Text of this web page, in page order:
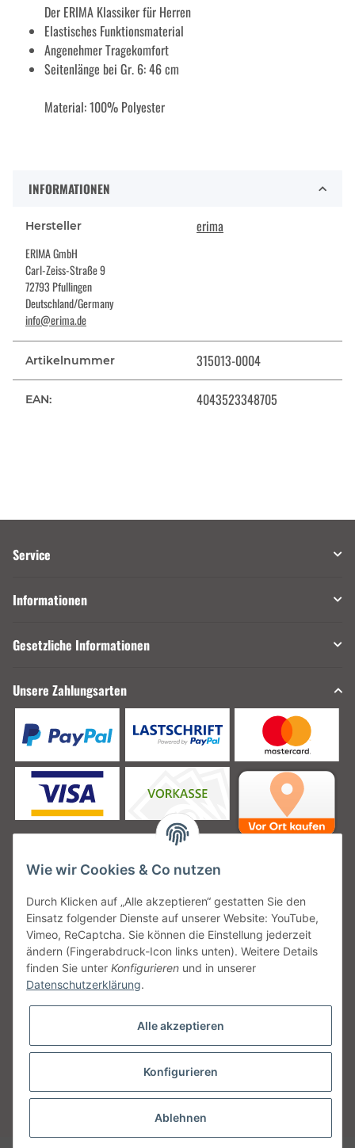
Der ERIMA Klassiker für Herren
Elastisches Funktionsmaterial
Angenehmer Tragekomfort
Seitenlänge bei Gr. 6: 46 cm
Material: 100% Polyester
INFORMATIONEN
Hersteller erima
ERIMA GmbH
Carl-Zeiss-Straße 9
72793 Pfullingen
Deutschland/Germany
info@erima.de
Artikelnummer 315013-0004
EAN: 4043523348705
Service
Informationen
Gesetzliche Informationen
Unsere Zahlungsarten
Unsere Versanddienstleister
Unsere Communities
Vertrag widerrufen
* Alle Preise inkl. gesetzlicher USt., zzgl.
Wie wir Cookies & Co nutzen
Durch Klicken auf „Alle akzeptieren“ gestatten Sie den
Einsatz folgender Dienste auf unserer Website: YouTube,
Vimeo, ReCaptcha. Sie können die Einstellung jederzeit
ändern (Fingerabdruck-Icon links unten). Weitere Details
finden Sie unter Konfigurieren und in unserer
Datenschutzerklärung.
Alle akzeptieren
Konfigurieren
Ablehnen